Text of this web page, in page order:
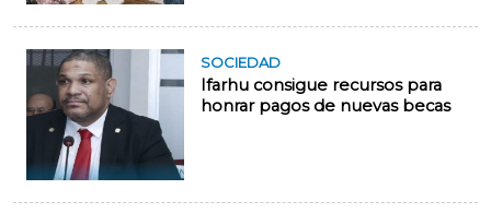
SOCIEDAD
Ifarhu consigue recursos para
honrar pagos de nuevas becas